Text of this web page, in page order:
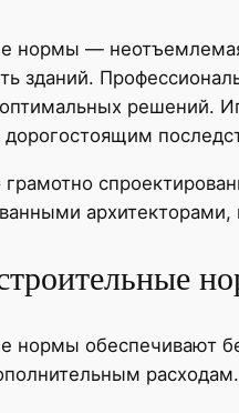
нормы — неотъемлемая
зданий.
решений.
нормы обеспечивают
расходам.